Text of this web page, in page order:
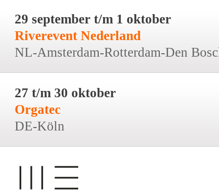
29 september t/m 1 oktober
Riverevent Nederland
NL-Amsterdam-Rotterdam-Den
27 t/m 30 oktober
Orgatec
DE-Köln